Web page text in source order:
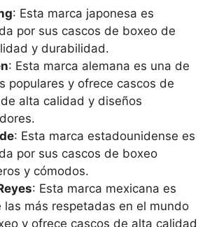
: Esta marca japonesa es
por sus cascos de boxeo de
y durabilidad.
: Esta marca alemana es una de
populares y ofrece cascos de
alta calidad y diseños
: Esta marca estadounidense es
por sus cascos de boxeo
y cómodos.
: Esta marca mexicana es
las más respetadas en el mundo
y ofrece cascos de alta calidad